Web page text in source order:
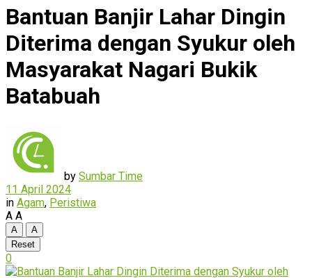
Bantuan Banjir Lahar Dingin
Diterima dengan Syukur oleh
Masyarakat Nagari Bukik
Batabuah
by Sumbar Time
11 April 2024
in Agam, Peristiwa
A A
A
A
Reset
0